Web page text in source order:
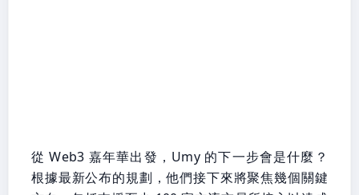
從 Web3 嘉年華出發，Umy 的下一步會是什麼？
根據最新公布的規劃，他們接下來將聚焦幾個關鍵